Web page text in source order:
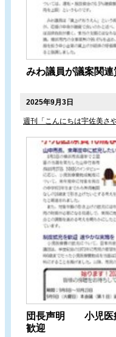
みわ議員が議案関
2025年9月3日
週刊「こんにちは宇佐美さ
団長声明 小児医
歓迎